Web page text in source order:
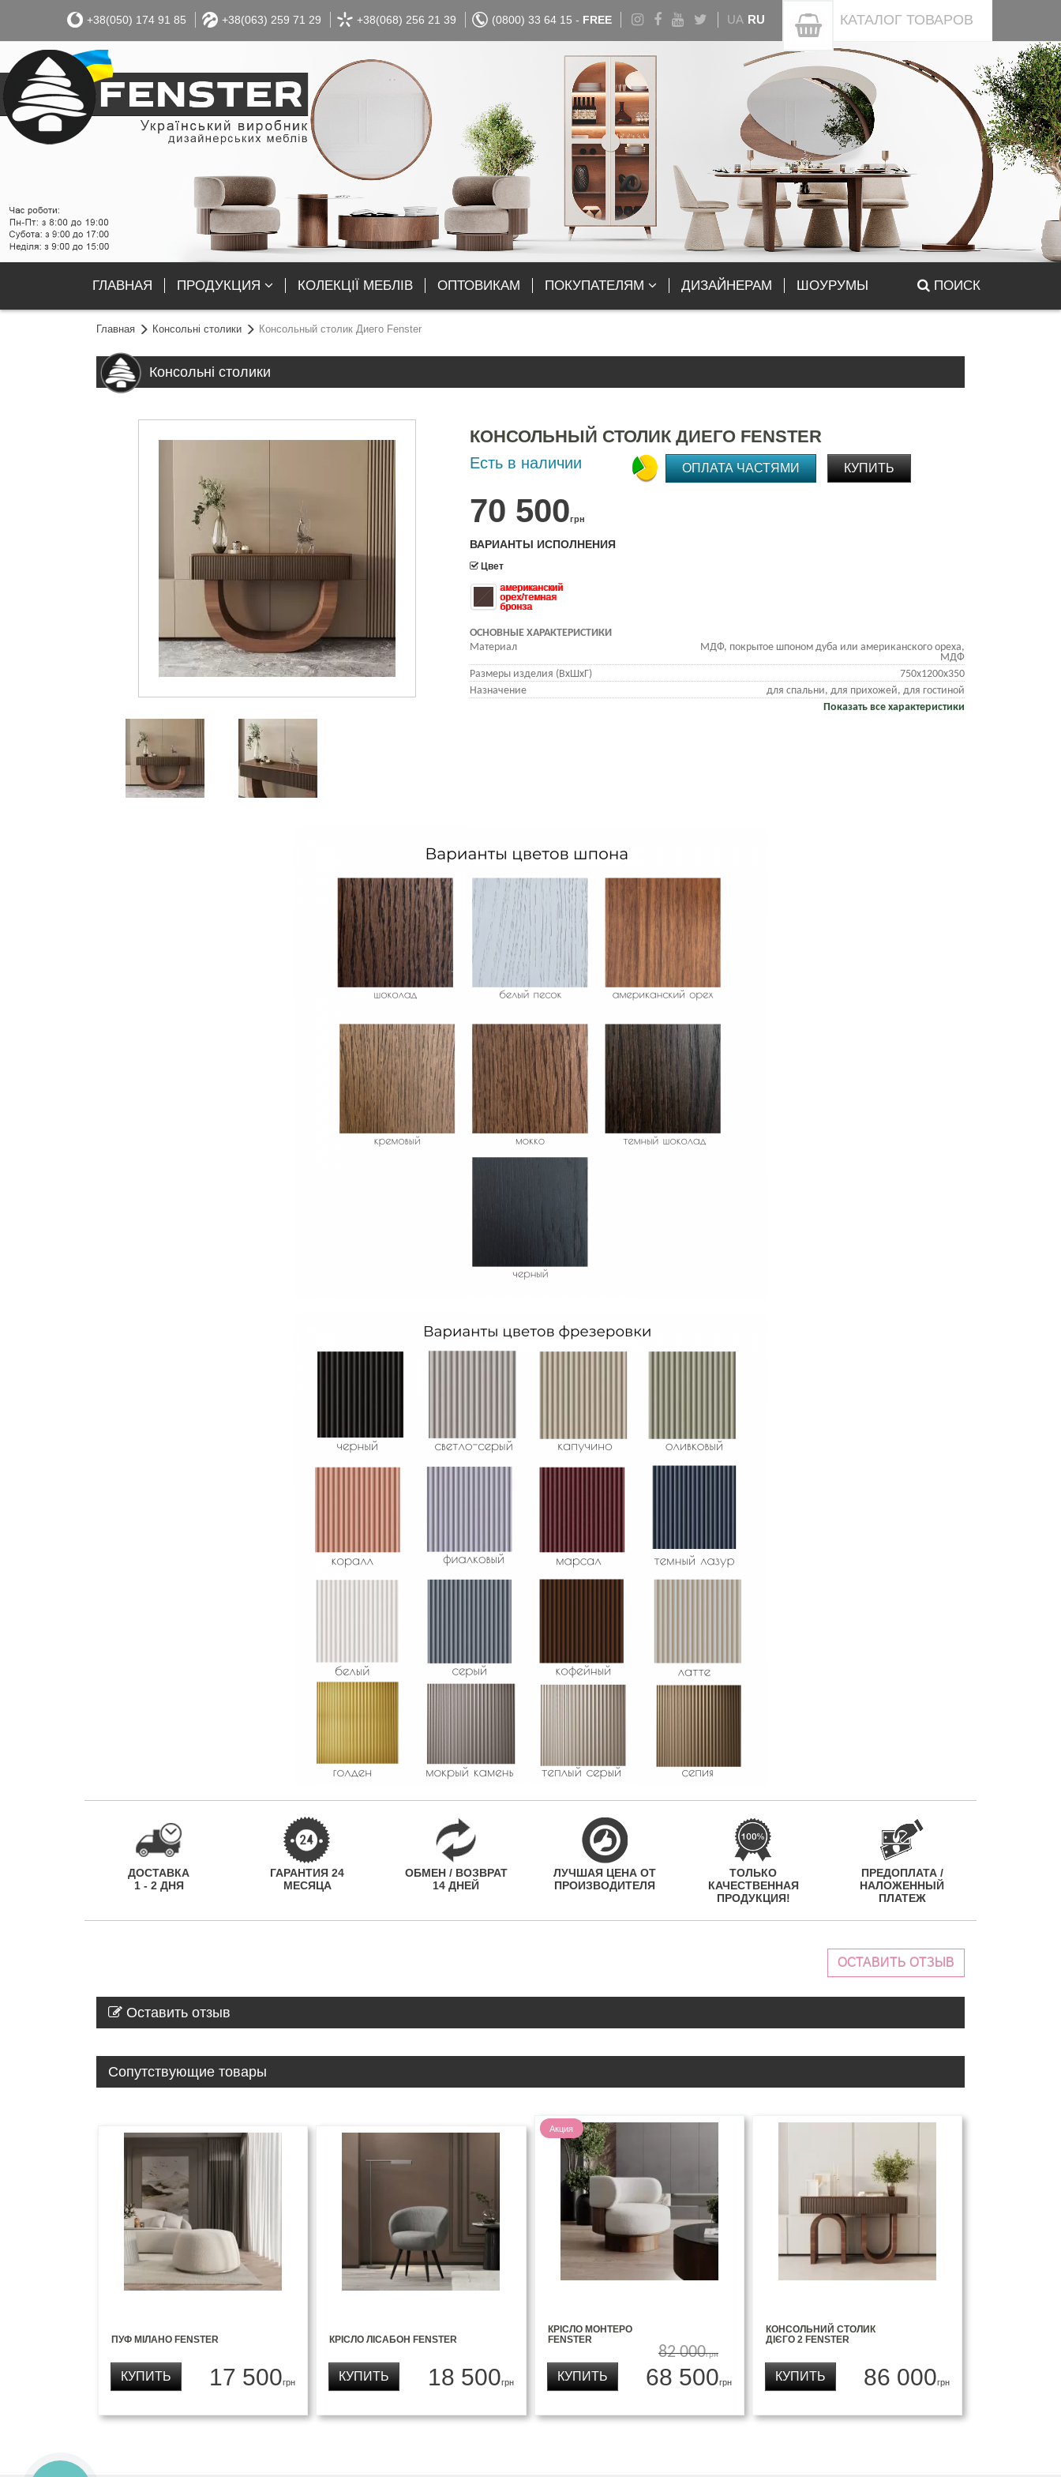
+38(050) 174 91 85 +38(063) 259 71 29 +38(068) 256 21 39 (0800) 33 64 15 - FREE UA RU КАТАЛОГ ТОВАРОВ
ГЛАВНАЯ ПРОДУКЦИЯ КОЛЕКЦІЇ МЕБЛІВ ОПТОВИКАМ ПОКУПАТЕЛЯМ ДИЗАЙНЕРАМ ШОУРУМЫ ПОИСК
Главная Консольні столики Консольный столик Диего Fenster
Консольні столики
КОНСОЛЬНЫЙ СТОЛИК ДИЕГО FENSTER
Есть в наличии
70 500грн
ОПЛАТА ЧАСТЯМИ КУПИТЬ
ВАРИАНТЫ ИСПОЛНЕНИЯ
Цвет
американский
орех/темная
бронза
ОСНОВНЫЕ ХАРАКТЕРИСТИКИ
Материал
МДФ, покрытое шпоном дуба или американского ореха,
МДФ
Размеры изделия (ВхШхГ)
750х1200х350
Назначение
для спальни, для прихожей, для гостиной
Показать все характеристики
ДОСТАВКА
1 - 2 ДНЯ
ГАРАНТИЯ 24
МЕСЯЦА
ОБМЕН / ВОЗВРАТ
14 ДНЕЙ
ЛУЧШАЯ ЦЕНА ОТ
ПРОИЗВОДИТЕЛЯ
ТОЛЬКО
КАЧЕСТВЕННАЯ
ПРОДУКЦИЯ!
ПРЕДОПЛАТА /
НАЛОЖЕННЫЙ
ПЛАТЕЖ
ОСТАВИТЬ ОТЗЫВ
Оставить отзыв
Сопутствующие товары
ПУФ МІЛАНО FENSTER
17 500грн
КУПИТЬ
КРІСЛО ЛІСАБОН FENSTER
18 500грн
КУПИТЬ
Акция
КРІСЛО МОНТЕРО
FENSTER
82 000грн
68 500грн
КУПИТЬ
КОНСОЛЬНИЙ СТОЛИК
ДІЄГО 2 FENSTER
86 000грн
КУПИТЬ